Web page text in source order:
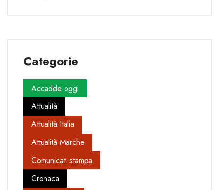
Categorie
Accadde oggi
Attualità
Attualità Italia
Attualità Marche
Comunicati stampa
Cronaca